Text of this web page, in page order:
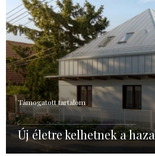
Támogatott tartalom
Új életre kelhetnek a